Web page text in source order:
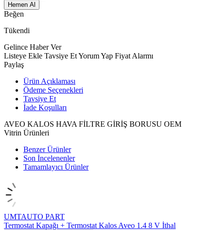
Hemen Al
Beğen
Tükendi
Gelince Haber Ver
Listeye Ekle Tavsiye EtYorum Yap Fiyat Alarmı
Paylaş
Ürün Açıklaması
Ödeme Seçenekleri
Tavsiye Et
İade Koşulları
AVEO KALOS HAVA FİLTRE GİRİŞ BORUSU OEM
Vitrin Ürünleri
Benzer Ürünler
Son İncelenenler
Tamamlayıcı Ürünler
UMTAUTO PART
Termostat Kapağı + Termostat Kalos Aveo 1.4 8 V İthal